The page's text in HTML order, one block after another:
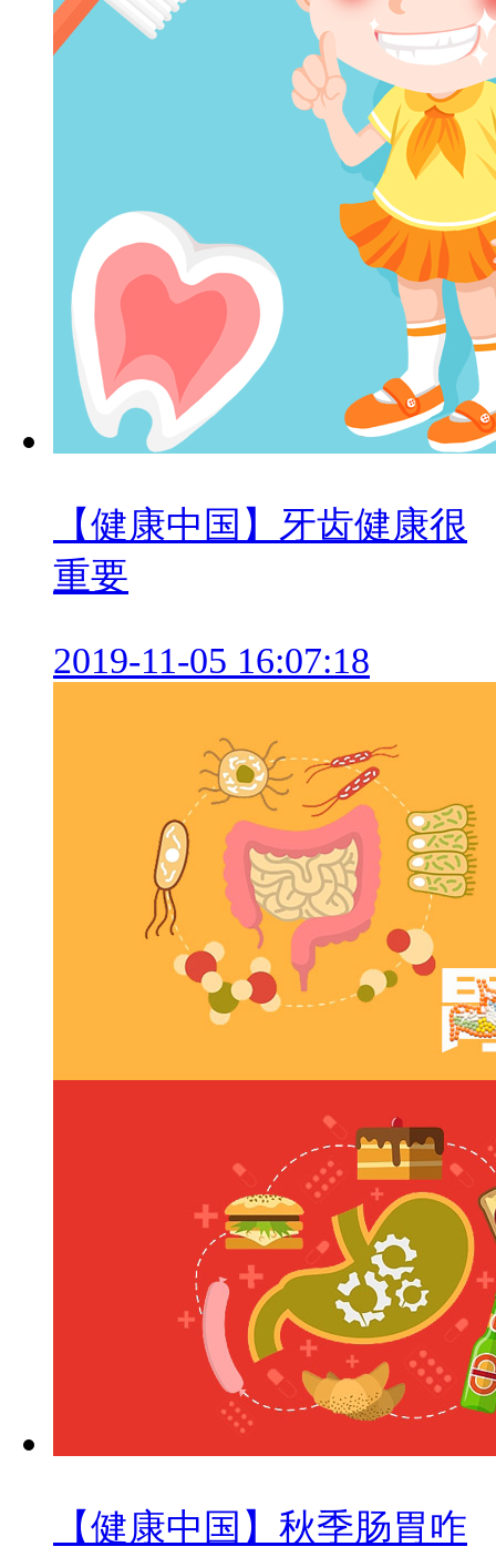
【健康中国】牙齿健康很
重要
2019-11-05 16:07:18
【健康中国】秋季肠胃咋